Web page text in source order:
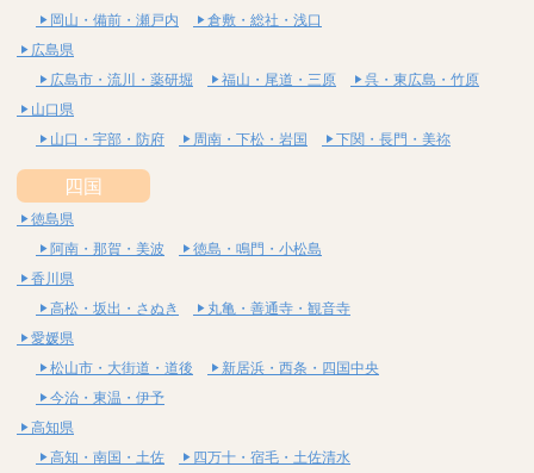
岡山・備前・瀬戸内
倉敷・総社・浅口
広島県
広島市・流川・薬研堀
福山・尾道・三原
呉・東広島・竹原
山口県
山口・宇部・防府
周南・下松・岩国 下関・長門・美祢
四国
徳島県
阿南・那賀・美波
徳島・鳴門・小松島
香川県
高松・坂出・さぬき
丸亀・善通寺・観音寺
愛媛県
松山市・大街道・道後
新居浜・西条・四国中央
今治・東温・伊予
高知県
高知・南国・土佐
四万十・宿毛・土佐清水